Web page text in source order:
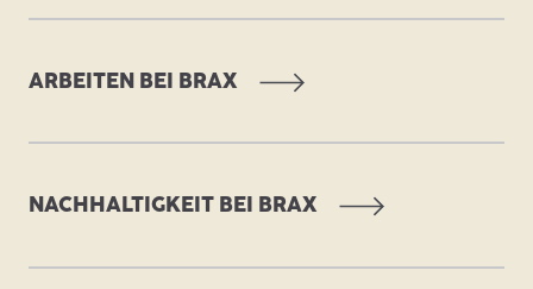
ARBEITEN BEI BRAX
NACHHALTIGKEIT BEI BRAX